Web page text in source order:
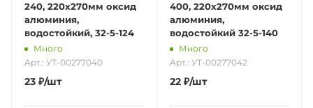
240, 220х270мм оксид
алюминия,
водостойкий, 32-5-124
Много
Арт.: УТ-00277040
23 ₽/шт
400, 220х270мм оксид
алюминия,
водостойкий 32-5-140
Много
Арт.: УТ-00277042
22₽/шт